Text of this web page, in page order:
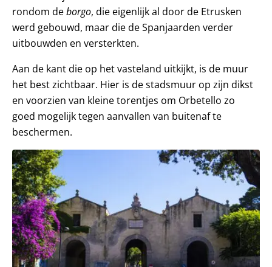
rondom deborgo, die eigenlijk al door de Etrusken
werd gebouwd, maar die de Spanjaarden verder
uitbouwden en versterkten.
Aan de kant die op het vasteland uitkijkt, is de muur
het best zichtbaar. Hier is de stadsmuur op zijn dikst
en voorzien van kleine torentjes om Orbetello zo
goed mogelijk tegen aanvallen van buitenaf te
beschermen.